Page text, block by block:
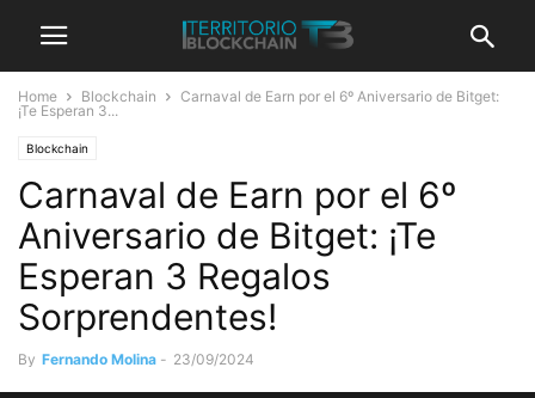
Home Blockchain
Carnaval de Earn por el 6º Aniversario de Bitget:
¡Te Esperan 3...
Blockchain
Carnaval de Earn por el 6º
Aniversario de Bitget: ¡Te
Esperan 3 Regalos
Sorprendentes!
By Fernando Molina - 23/09/2024